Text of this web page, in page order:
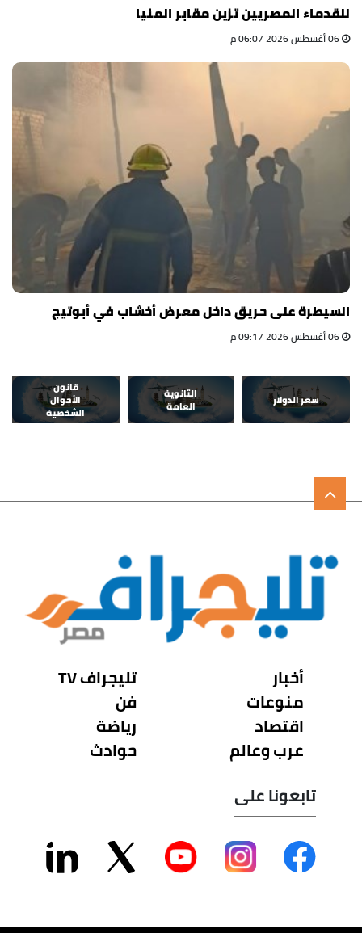
للقدماء المصريين تزين مقابر المنيا
السيطرة على حريق داخل معرض أخشاب في أبوتيج
سعر الدولار
الثانوية
العامة
قانون
الأحوال
الشخصية
أخبار
منوعات
اقتصاد
عرب وعالم
تليجراف TV
فن
رياضة
حوادث
تابعونا على